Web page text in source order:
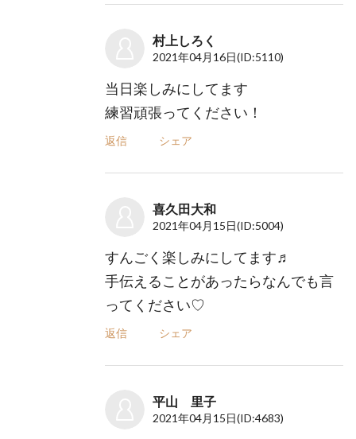
村上しろく
2021年04月16日(ID:5110)
当日楽しみにしてます
練習頑張ってください！
返信 シェア
喜久田大和
2021年04月15日(ID:5004)
すんごく楽しみにしてます♬
手伝えることがあったらなんでも言
ってください♡
返信 シェア
平山 里子
2021年04月15日(ID:4683)